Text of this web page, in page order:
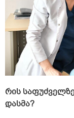
რის
დასმა?